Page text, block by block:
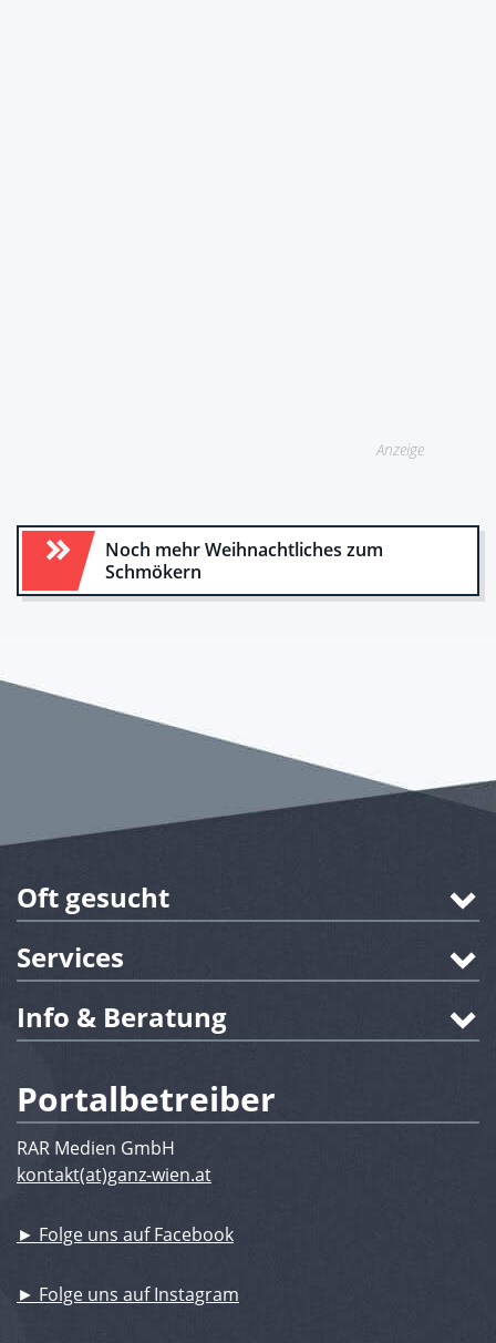
Anzeige
Noch mehr Weihnachtliches zum
Schmökern
Oft gesucht
Services
Info & Beratung
Portalbetreiber
RAR Medien GmbH
kontakt(at)ganz-wien.at
► Folge uns auf Facebook
► Folge uns auf Instagram